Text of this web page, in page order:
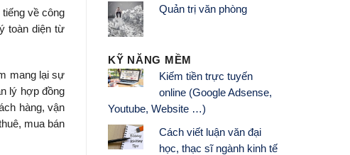
về công
toàn diện từ
mang lại sự
lý hợp đồng
hàng, vận
mua bán
Quản trị văn phòng
KỸ NĂNG MỀM
Kiếm tiền trực tuyến
online (Google Adsense,
Youtube, Website …)
Cách viết luận văn đại
học, thạc sĩ ngành kinh tế